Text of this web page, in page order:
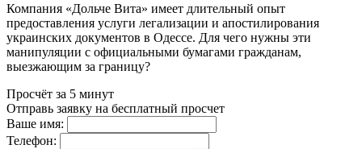
Компания «Дольче Вита» имеет длительный опыт
предоставления услуги легализации и апостилирования
украинских документов в Одессе. Для чего нужны эти
манипуляции с официальными бумагами гражданам,
выезжающим за границу?
Просчёт за 5 минут
Отправь заявку на бесплатный просчет
Ваше имя:
Телефон: